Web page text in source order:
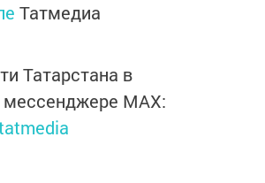
Татмедиа
Татарстана в
MАХ: